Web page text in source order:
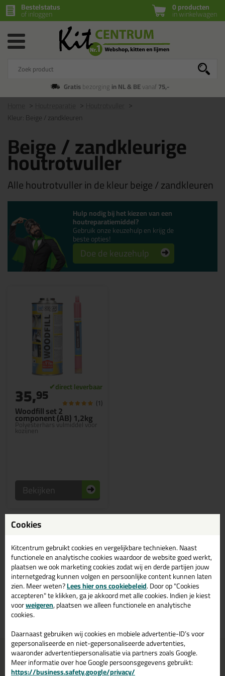
0 producten
in winkelwagen
Bestelstatus
of inloggen
Gratisbezorging in NL & BEvanaf75,-
Kleur: Beige / zandkleuren
Beige / zandkleurige
houtrotvuller
Alle houtrotvuller in de kleur beige / zandkleuren
Hulp nodig bij het kiezen van een
houtreparatiemiddel?
Gebruik onze keuzehulp en krijg de
beste opties!
Doe de keuzehulp
Woodfill set 2
component (AB) 1,2kg
Polyesterhars vulmiddel voor
kozijnen
35,95 (1)
Bekijken
Beige / zandkleurige
houtrotvuller kopen? Bestel
houtrotvuller in de kleur beige /
zandkleuren bij Kitcentrum.nl
Bestaat houtrotvuller ook in de kleur beige / zandkleuren? Bestel je
houtrotvuller beige / zandkleuren daarom gemakkelijk en snel op
Kitcentrum.nl!
Voor 21:00 uur besteld
morgen in huis
Gratisbezorging inNL & BE
vanaf75,-
Cookies
Kitcentrum gebruikt cookies en vergelijkbare technieken. Naast
functionele en analytische cookies waardoor de website goed werkt,
plaatsen we ook marketing cookies zodat wij en derde partijen jouw
internetgedrag kunnen volgen en persoonlijke content kunnen laten
zien. Meer weten?Lees hier ons cookiebeleid. Door op "Cookies
accepteren" te klikken, ga je akkoord met alle cookies. Indien je kiest
voorweigeren, plaatsen we alleen functionele en analytische
cookies.
Daarnaast gebruiken wij cookies en mobiele advertentie-ID’s voor
gepersonaliseerde en niet-gepersonaliseerde advertenties,
waaronder advertentiepersonalisatie via partners zoals Google.
Meer informatie over hoe Google persoonsgegevens gebruikt:
https://business.safety.google/privacy/